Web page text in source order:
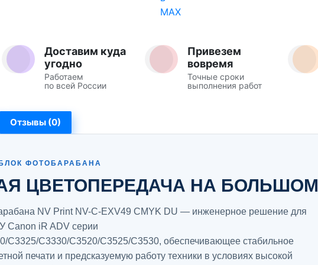
Доставим куда
угодно
Работаем
по всей России
Привезем
вовремя
Точные сроки
выполнения работ
Отзывы (0)
БЛОК ФОТОБАРАБАНА
ЦВЕТОПЕРЕДАЧА НА
NV Print NV-C-EXV49 CMYK DU — инженерное решение для
Canon iR ADV серии
C3325/C3330/C3520/C3525/C3530, обеспечивающее стабильное
печати и предсказуемую работу техники в условиях высокой